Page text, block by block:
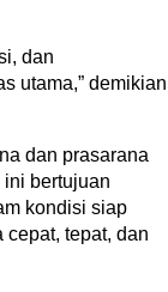
dan
utama,” demikian
dan prasarana
bertujuan
kondisi siap
tepat, dan